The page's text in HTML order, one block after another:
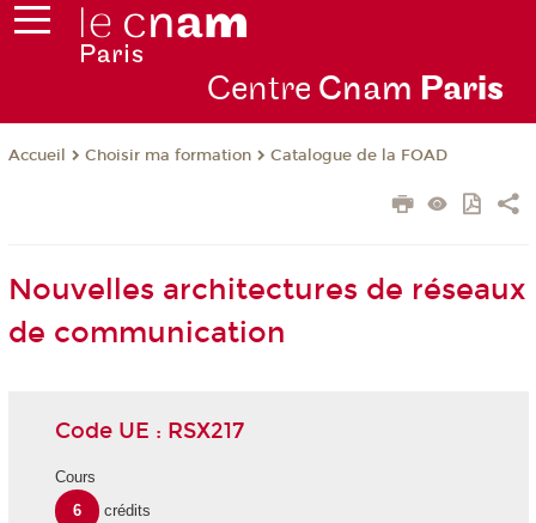
Centre Cnam Paris
Accueil Choisir ma formation Catalogue de la FOAD
Nouvelles architectures de réseaux
de communication
Code UE : RSX217
Cours
6
crédits